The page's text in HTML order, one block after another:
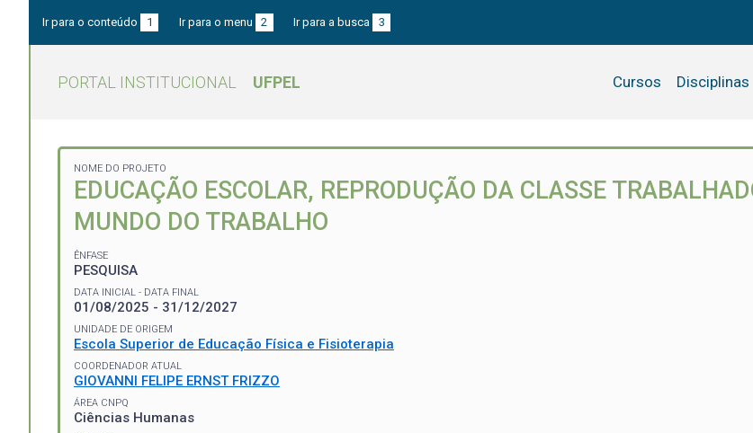
Ir para o conteúdo 1 Ir para o menu 2 Ir para a busca 3
PORTAL INSTITUCIONAL UFPEL Cursos Disciplinas
NOME DO PROJETO
EDUCAÇÃO ESCOLAR, REPRODUÇÃO DA CLASSE
MUNDO DO TRABALHO
ÊNFASE
PESQUISA
DATA INICIAL - DATA FINAL
01/08/2025 - 31/12/2027
UNIDADE DE ORIGEM
Escola Superior de Educação Física e Fisioterapia
COORDENADOR ATUAL
GIOVANNI FELIPE ERNST FRIZZO
ÁREA CNPQ
Ciências Humanas